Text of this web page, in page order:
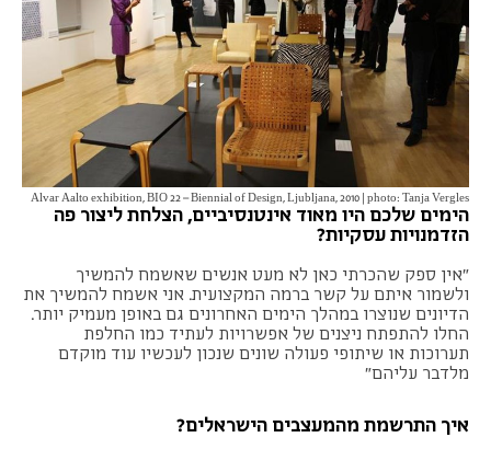
Alvar Aalto exhibition, BIO 22 – Biennial of Design, Ljubljana, 2010 | photo: Tanja Vergles
הימים שלכם היו מאוד אינטנסיביים, הצלחת ליצור פה
הזדמנויות עסקיות?
"אין ספק שהכרתי כאן לא מעט אנשים שאשמח להמשיך
ולשמור איתם על קשר ברמה המקצועית. אני אשמח להמשיך את
הדיונים שנוצרו במהלך הימים האחרונים גם באופן מעמיק יותר.
החלו להתפתח ניצנים של אפשרויות לעתיד כמו החלפת
תערוכות או שיתופי פעולה שונים שנכון לעכשיו עוד מוקדם
מלדבר עליהם"
איך התרשמת מהמעצבים הישראלים?